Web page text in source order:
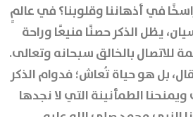
في أذهاننا وقلوبنا؟ في عالمٍ
يظل الذكر حصنًا منيعًا وراحة
للاتصال بالخالق سبحانه وتعالى.
بل هو حياة تُعاش؛ فدوام الذكر
الطمأنينة التي لا نجدها